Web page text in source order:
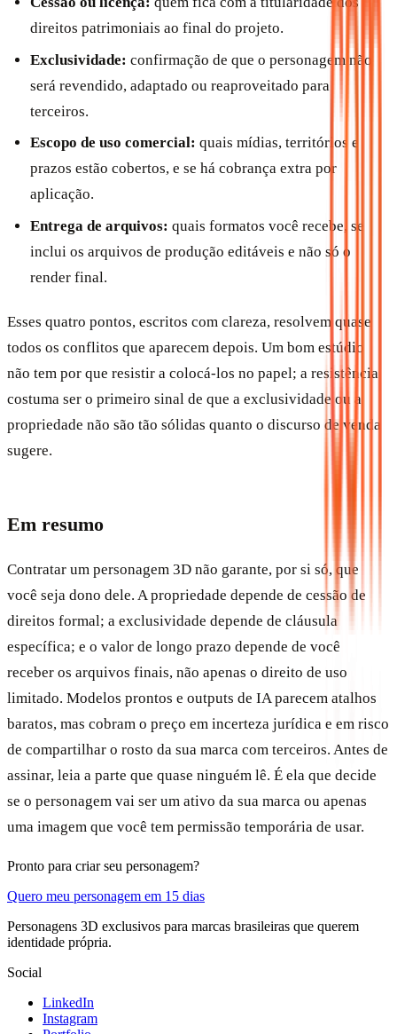
direitos patrimoniais ao final do projeto.
Exclusividade: confirmação de que o personagem não
será revendido, adaptado ou reaproveitado para
terceiros.
Escopo de uso comercial: quais mídias, territórios e
prazos estão cobertos, e se há cobrança extra por
aplicação.
Entrega de arquivos: quais formatos você recebe, se
inclui os arquivos de produção editáveis e não só o
render final.
Esses quatro pontos, escritos com clareza, resolvem quase
todos os conflitos que aparecem depois. Um bom estúdio
não tem por que resistir a colocá-los no papel; a resistência
costuma ser o primeiro sinal de que a exclusividade ou a
propriedade não são tão sólidas quanto o discurso de venda
sugere.
Em resumo
Contratar um personagem 3D não garante, por si só, que
você seja dono dele. A propriedade depende de cessão de
direitos formal; a exclusividade depende de cláusula
específica; e o valor de longo prazo depende de você
receber os arquivos finais, não apenas o direito de uso
limitado. Modelos prontos e outputs de IA parecem atalhos
baratos, mas cobram o preço em incerteza jurídica e em risco
de compartilhar o rosto da sua marca com terceiros. Antes de
assinar, leia a parte que quase ninguém lê. É ela que decide
se o personagem vai ser um ativo da sua marca ou apenas
uma imagem que você tem permissão temporária de usar.
Pronto para criar seu personagem?
Quero meu personagem em 15 dias
Personagens 3D exclusivos para marcas brasileiras que querem
identidade própria.
Social
LinkedIn
Instagram